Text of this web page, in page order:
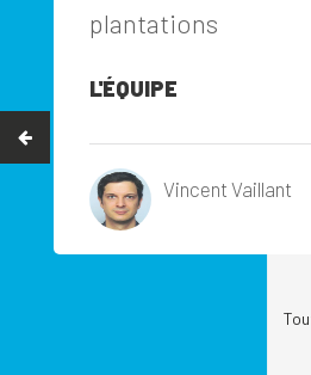
plantations
L'ÉQUIPE
Vincent Vaillant